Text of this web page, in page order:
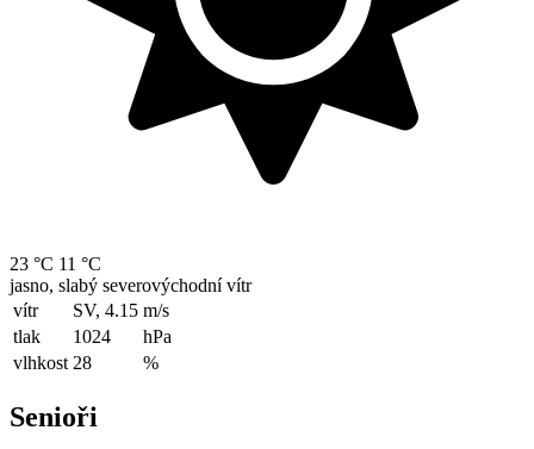
23 °C 11 °C
jasno, slabý severovýchodní vítr
vítr
SV, 4.15 m/s
tlak
1024
hPa
vlhkost 28 %
Senioři